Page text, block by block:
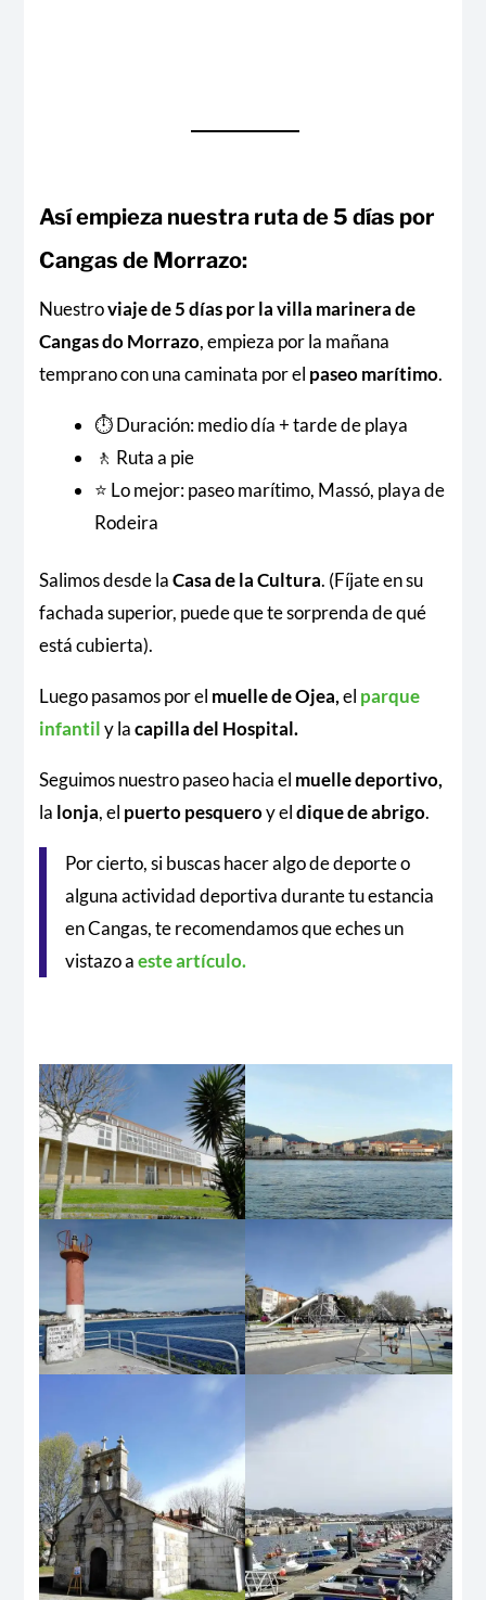
Así empieza nuestra ruta de 5 días por
Cangas de Morrazo:
Nuestroviaje de 5 días por la villa marinera de
Cangas do Morrazo, empieza por la mañana
temprano con una caminata por el paseo marítimo.
⏱ Duración: medio día + tarde de playa
🚶 Ruta a pie
⭐ Lo mejor: paseo marítimo, Massó, playa de
Rodeira
Salimos desde laCasa de la Cultura. (Fíjate en su
fachada superior, puede que te sorprenda de qué
está cubierta).
Luego pasamos por el muelle de Ojea,el parque
infantily lacapilla del Hospital.
Seguimos nuestro paseo hacia el muelle deportivo,
la lonja, el puerto pesqueroy eldique de abrigo.
Por cierto, si buscas hacer algo de deporte o
alguna actividad deportiva durante tu estancia
en Cangas, te recomendamos que eches un
vistazo aeste artículo.